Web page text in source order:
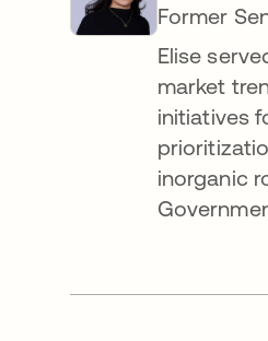
Former
Elise
market
initiatives
inorganic